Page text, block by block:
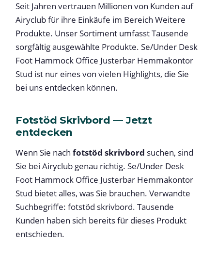
Seit Jahren vertrauen Millionen von Kunden auf
Airyclub für ihre Einkäufe im Bereich Weitere
Produkte. Unser Sortiment umfasst Tausende
sorgfältig ausgewählte Produkte. Se/Under Desk
Foot Hammock Office Justerbar Hemmakontor
Stud ist nur eines von vielen Highlights, die Sie
bei uns entdecken können.
Fotstöd Skrivbord — Jetzt
entdecken
Wenn Sie nach fotstöd skrivbord suchen, sind
Sie bei Airyclub genau richtig. Se/Under Desk
Foot Hammock Office Justerbar Hemmakontor
Stud bietet alles, was Sie brauchen. Verwandte
Suchbegriffe: fotstöd skrivbord. Tausende
Kunden haben sich bereits für dieses Produkt
entschieden.